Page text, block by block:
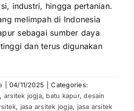
industri, hingga pertanian.
melimpah di Indonesia
sebagai sumber daya
dan terus digunakan
04/11/2025
Categories:
, arsitek jogja, batu kapur,desain
, jasa arsitek jogja, jasa arsitek